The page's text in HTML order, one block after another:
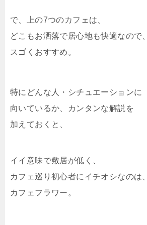
で、上の7つのカフェは、
どこもお洒落で居心地も快適なので、
スゴくおすすめ。
特にどんな人・シチュエーションに
向いているか、カンタンな解説を
加えておくと、
イイ意味で敷居が低く、
カフェ巡り初心者にイチオシなのは、
カフェフラワー。